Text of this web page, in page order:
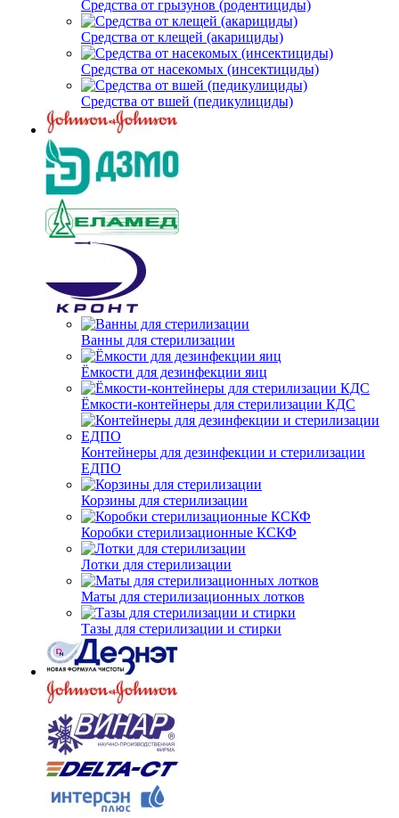
Средства от грызунов (родентициды)
Средства от клещей (акарициды)
Средства от насекомых (инсектициды)
Средства от вшей (педикулициды)
Ванны для стерилизации
Ёмкости для дезинфекции яиц
Ёмкости-контейнеры для стерилизации КДС
Контейнеры для дезинфекции и стерилизации
ЕДПО
Корзины для стерилизации
Коробки стерилизационные КСКФ
Лотки для стерилизации
Маты для стерилизационных лотков
Тазы для стерилизации и стирки